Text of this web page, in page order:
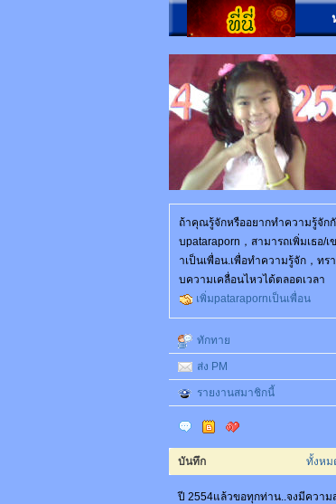
ถ้าคุณรู้จักหรืออยากทำความรู้จักกั
บpataraporn，สามารถเพิ่มเธอ/เข
าเป็นเพื่อน.เพื่อทำความรู้จัก，ทรา
บความเคลื่อนไหวได้ตลอดเวลา
เพิ่มpatarapornเป็นเพื่อน
ทักทาย
ส่ง PM
รายงานสมาชิกนี้
ทั้งหม
บันทึก
ปี 2554แล้วขอทุกท่าน..จงมีความ